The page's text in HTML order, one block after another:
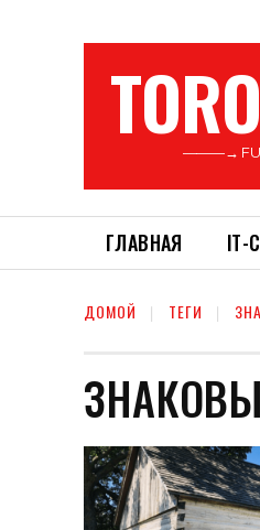
———→
ГЛАВНАЯ ІТ-
ДОМОЙ ТЕГИ